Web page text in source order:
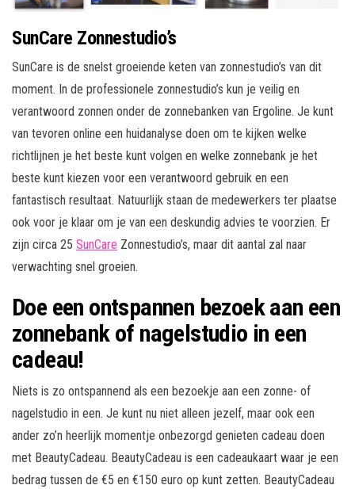
SunCare Zonnestudio’s
SunCare is de snelst groeiende keten van zonnestudio’s van dit
moment. In de professionele zonnestudio’s kun je veilig en
verantwoord zonnen onder de zonnebanken van Ergoline. Je kunt
van tevoren online een huidanalyse doen om te kijken welke
richtlijnen je het beste kunt volgen en welke zonnebank je het
beste kunt kiezen voor een verantwoord gebruik en een
fantastisch resultaat. Natuurlijk staan de medewerkers ter plaatse
ook voor je klaar om je van een deskundig advies te voorzien. Er
zijn circa 25 SunCare Zonnestudio’s, maar dit aantal zal naar
verwachting snel groeien.
Doe een ontspannen bezoek aan een
zonnebank of nagelstudio in een
cadeau!
Niets is zo ontspannend als een bezoekje aan een zonne- of
nagelstudio in een. Je kunt nu niet alleen jezelf, maar ook een
ander zo’n heerlijk momentje onbezorgd genieten cadeau doen
met BeautyCadeau. BeautyCadeau is een cadeaukaart waar je een
bedrag tussen de €5 en €150 euro op kunt zetten. BeautyCadeau